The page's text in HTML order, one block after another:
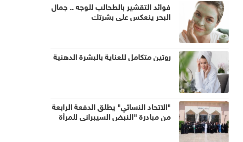
فوائد التقشير بالطحالب للوجه .. جمال
البحر ينعكس على بشرتكِ
روتين متكامل للعناية بالبشرة الدهنية
"الاتحاد النسائي" يطلق الدفعة الرابعة
من مبادرة "النبض السيبراني للمرأة